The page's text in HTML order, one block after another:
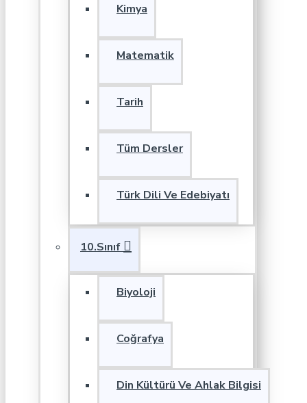
Kimya
Matematik
Tarih
Tüm Dersler
Türk Dili Ve Edebiyatı
10.Sınıf
Biyoloji
Coğrafya
Din Kültürü Ve Ahlak Bilgisi